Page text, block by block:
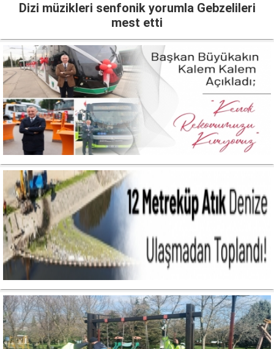
Dizi müzikleri senfonik yorumla Gebzelileri
mest etti